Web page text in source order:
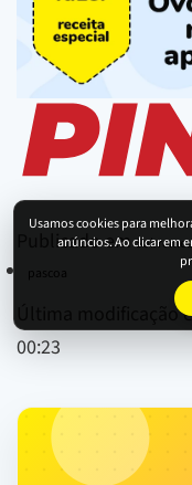
Usamos cookies para
anúncios. Ao clicar em
Publicado em
pascoa
Última modificação
00:23